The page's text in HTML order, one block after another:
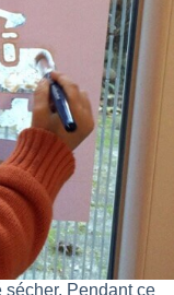
sécher. Pendant ce